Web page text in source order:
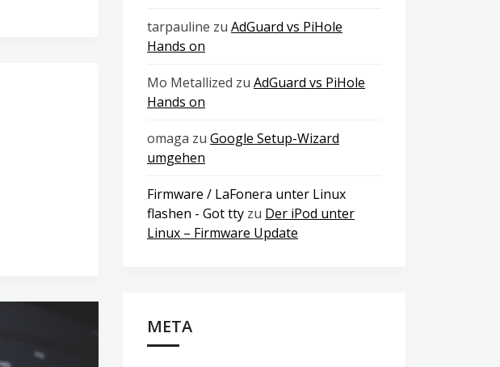
tarpauline zu AdGuard vs PiHole
Hands on
Mo Metallized zu AdGuard vs PiHole
Hands on
omaga zu Google Setup-Wizard
umgehen
Firmware / LaFonera unter Linux
flashen - Got tty zu Der iPod unter
Linux – Firmware Update
META